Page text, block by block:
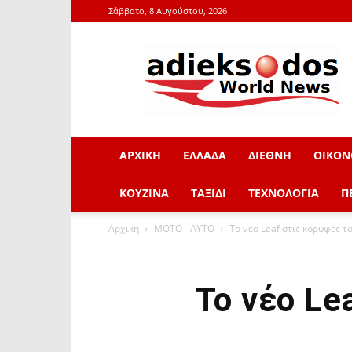
Σάββατο, 8 Αυγούστου, 2026
adieksodos.gr
ΑΡΧΙΚΗ ΕΛΛΑΔΑ ΔΙΕΘΝΗ
ΚΟΥΖΙΝΑ ΤΑΞΙΔΙ ΤΕΧΝΟΛΟΓΙΑ
Αρχική ΜOTO - AYTO Το νέο Leaf στις κορυφές
Το νέο